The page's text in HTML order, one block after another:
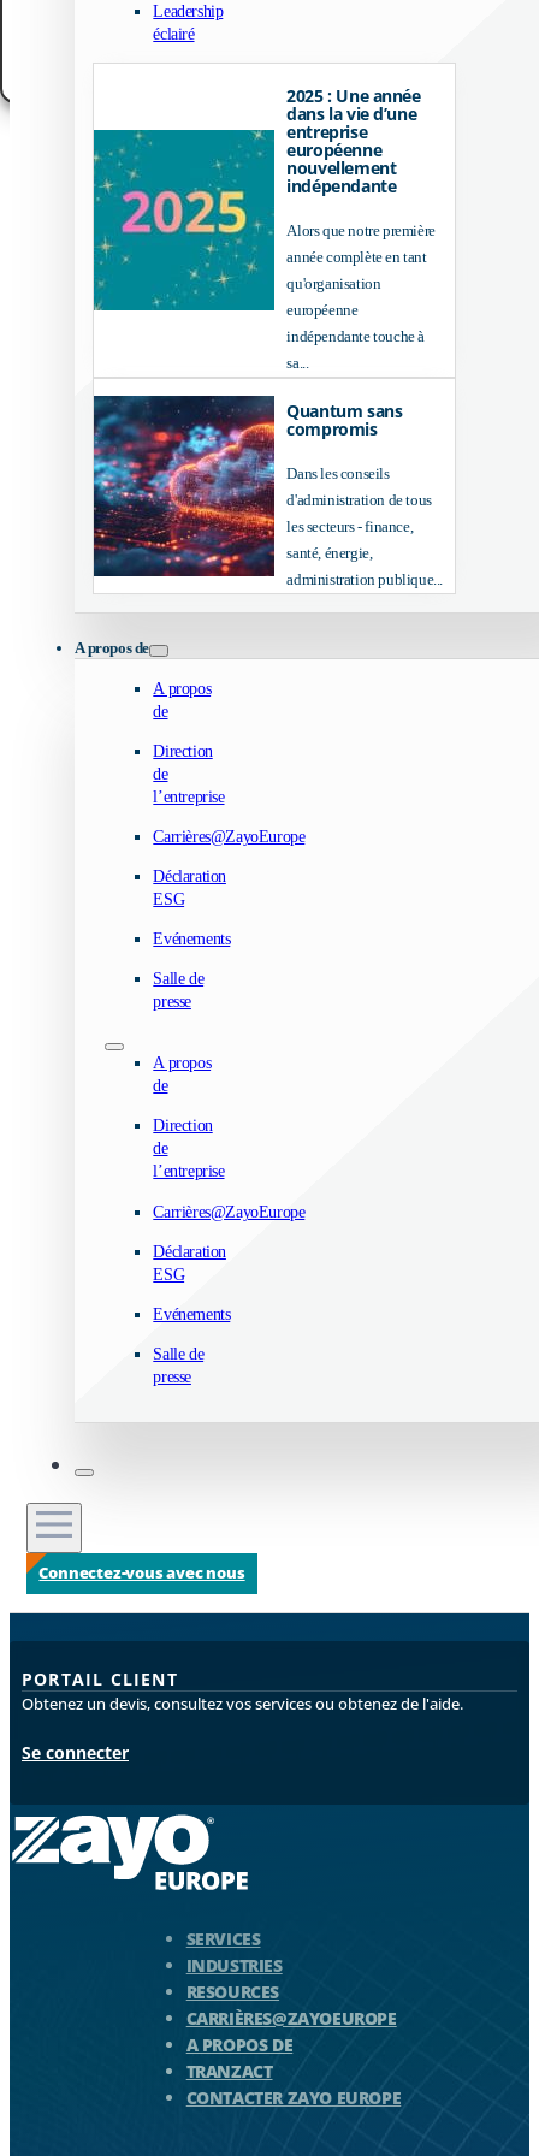
Politique en matière de cookiesPolitique de confidentialitéAvis juridique
Leadership
éclairé
2025 : Une année
dans la vie d’une
entreprise
européenne
nouvellement
indépendante
Alors que notre première
année complète en tant
qu'organisation
européenne
indépendante touche à
sa...
Quantum sans
compromis
Dans les conseils
d'administration de tous
les secteurs - finance,
santé, énergie,
administration publique...
A propos de
A propos
de
Direction
de
l’entreprise
Carrières@ZayoEurope
Déclaration
ESG
Evénements
Salle de
presse
A propos
de
Direction
de
l’entreprise
Carrières@ZayoEurope
Déclaration
ESG
Evénements
Salle de
presse
Connectez-vous avec nous
PORTAIL CLIENT
Obtenez un devis, consultez vos services ou obtenez de l'aide.
Se connecter
SERVICES
INDUSTRIES
RESOURCES
CARRIÈRES@ZAYOEUROPE
A PROPOS DE
TRANZACT
CONTACTER ZAYO EUROPE